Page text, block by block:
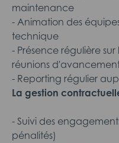
maintenance
- Animation des
technique
- Présence régulière
réunions
- Reporting régulier
La gestion
- Suivi des
pénalités)